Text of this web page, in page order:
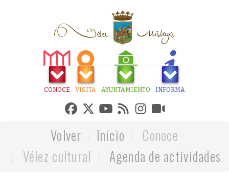
CONOCE VISITA AYUNTAMIENTO INFORMA
Volver Inicio
Conoce
Vélez cultural
Agenda de actividades